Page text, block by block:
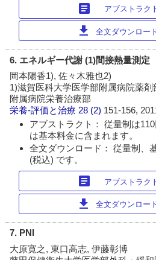
article アブストラク
download 全文ダウンロー
6. エネルギー代謝 (1)間接熱量測定
岡本陽香1), 佐々木雅也2)
1)滋賀医科大学医学部附属病院薬
附属病院栄養治療部
栄養-評価と治療 28 (2) 151-156,
アブストラクト： 従量制は
は基本料金に含まれます。
全文ダウンロード： 従量制、
(税込) です。
article アブストラク
download 全文ダウンロー
7. PNI
大原寛之, 東口高志, 伊藤彰博